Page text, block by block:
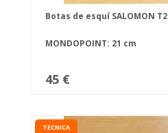
Botas de esquí SALOMON
MONDOPOINT: 21 cm
45 €
TECNICA